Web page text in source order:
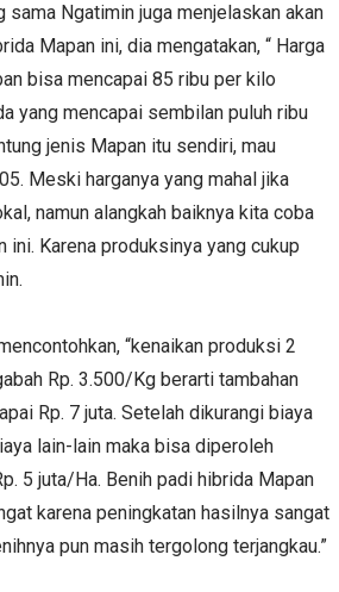
sama Ngatimin juga menjelaskan akan
Mapan ini, dia mengatakan, “ Harga
bisa mencapai 85 ribu per kilo
yang mencapai sembilan puluh ribu
jenis Mapan itu sendiri, mau
Meski harganya yang mahal jika
namun alangkah baiknya kita coba
ini. Karena produksinya yang cukup
“kenaikan produksi 2
Rp. 3.500/Kg berarti tambahan
Rp. 7 juta. Setelah dikurangi biaya
lain-lain maka bisa diperoleh
5 juta/Ha. Benih padi hibrida Mapan
karena peningkatan hasilnya sangat
pun masih tergolong terjangkau.”